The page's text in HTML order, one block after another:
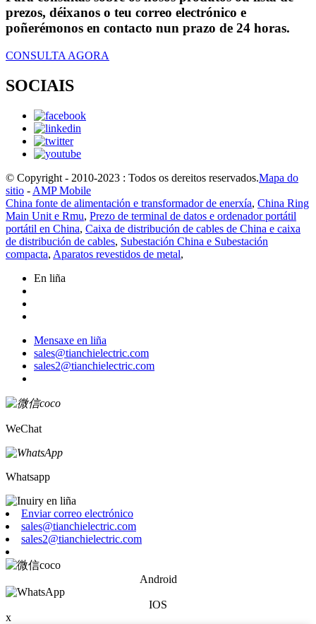
prezos, déixanos o teu correo electrónico e
poñerémonos en contacto nun prazo de 24 horas.
CONSULTA AGORA
SOCIAIS
© Copyright - 2010-2023 : Todos os dereitos reservados.Mapa do
sitio - AMP Mobile
China fonte de alimentación e transformador de enerxía, China Ring
Main Unit e Rmu, Prezo de terminal de datos e ordenador portátil
portátil en China, Caixa de distribución de cables de China e caixa
de distribución de cables, Subestación China e Subestación
compacta, Aparatos revestidos de metal,
En liña
Mensaxe en liña
sales@tianchielectric.com
sales2@tianchielectric.com
WeChat
Whatsapp
Enviar correo electrónico
sales@tianchielectric.com
sales2@tianchielectric.com
Android
IOS
x